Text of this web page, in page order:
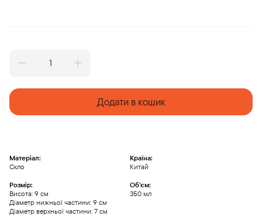
quantity
Додати в кошик
Матеріал:
Скло
Країна:
Китай
Розмір:
Висота: 9 см
Діаметр нижньої частини: 9 см
Діаметр верхньої частини: 7 см
Обʼєм:
350 мл